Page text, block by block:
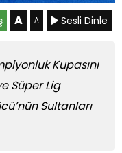
A A Sesli Dinle
Kupasını
Süper Lig
Sultanları